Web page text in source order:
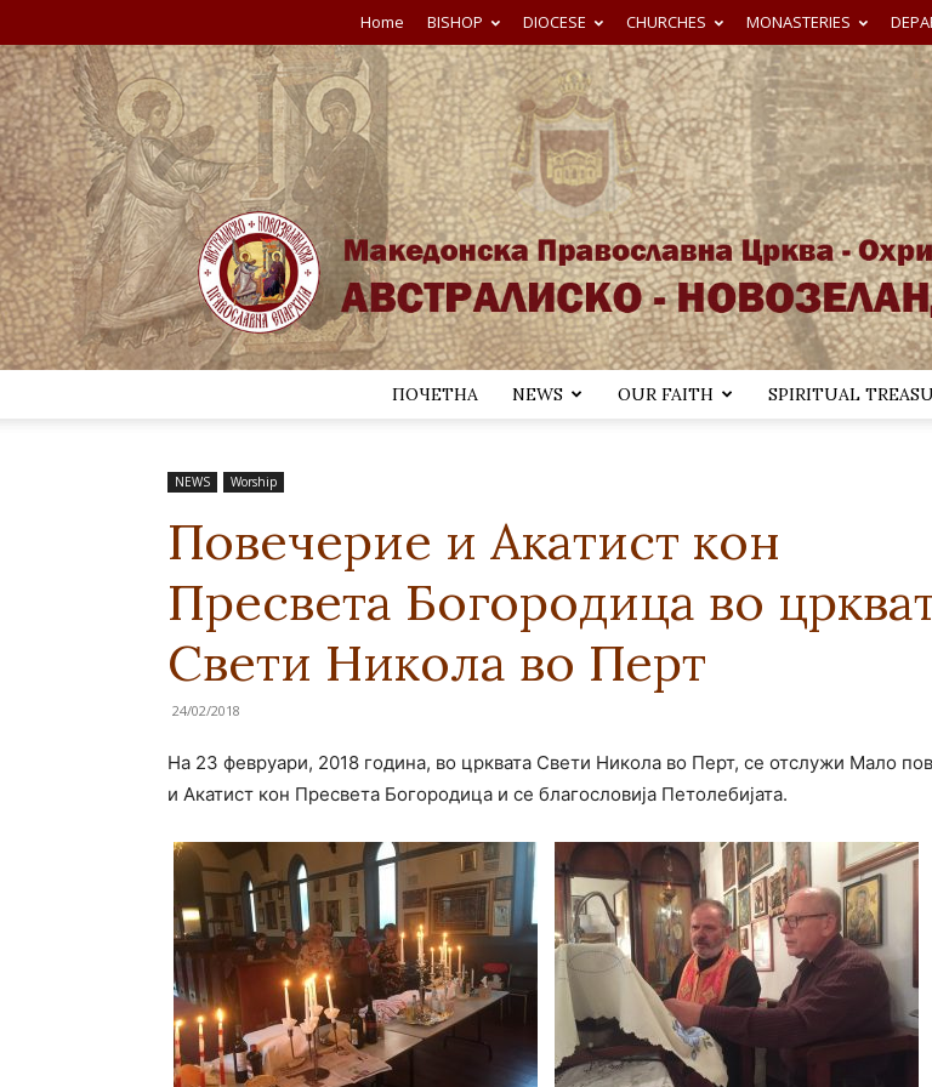
Home BISHOP DIOCESE CHURCHES MONASTERIES
Епархија
ПОЧЕТНА NEWS OUR FAITH SPIRITUAL
NEWS Worship
Повечерие и Акатист кон
Пресвета Богородица во
Свети Никола во Перт
24/02/2018
На 23 февруари, 2018 година, во црквата Свети Никола во Перт, се отслужи Мало
и Акатист кон Пресвета Богородица и се благословија Петолебијата.